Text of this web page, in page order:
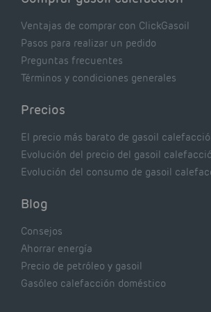
Ventajas de comprar con ClickGasoil
Pasos para realizar un pedido
Preguntas frecuentes
Términos y condiciones generales
Precios
El precio más barato de gasoil
Evolución del precio del gasoil
Evolución del consumo de gasoil
Blog
Consejos
Ahorrar energía
Precio de petróleo y gasoil
Gasóleo calefacción doméstico